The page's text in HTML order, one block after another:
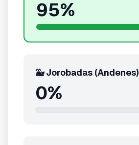
95%
🐳 Jorobadas (Andenes)
0%